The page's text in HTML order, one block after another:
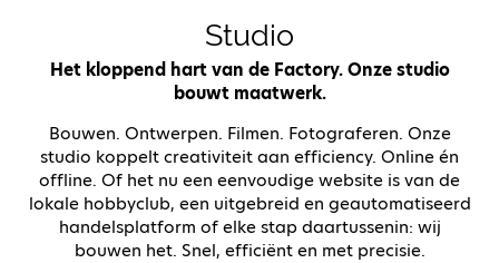
Studio
Het kloppend hart van de Factory. Onze studio
bouwt maatwerk.
Bouwen. Ontwerpen. Filmen. Fotograferen. Onze
studio koppelt creativiteit aan efficiency. Online én
offline. Of het nu een eenvoudige website is van de
lokale hobbyclub, een uitgebreid en geautomatiseerd
handelsplatform of elke stap daartussenin: wij
bouwen het. Snel, efficiënt en met precisie.